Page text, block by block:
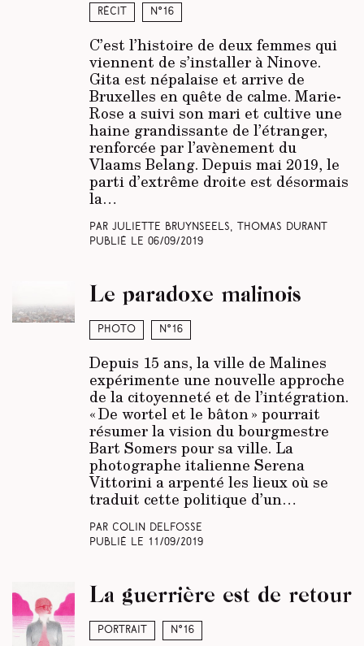
Récit N°16
C’est l’histoire de deux femmes qui
viennent de s’installer à Ninove.
Gita est népalaise et arrive de
Bruxelles en quête de calme. Marie-
Rose a suivi son mari et cultive une
haine grandissante de l’étranger,
renforcée par l’avènement du
Vlaams Belang. Depuis mai 2019, le
parti d’extrême droite est désormais
la…
Par Juliette Bruynseels, Thomas Durant
Publié le 06/09/2019
Photo N°16
Le paradoxe malinois
Depuis 15 ans, la ville de Malines
expérimente une nouvelle approche
de la citoyenneté et de l’intégration.
« De wortel et le bâton » pourrait
résumer la vision du bourgmestre
Bart Somers pour sa ville. La
photographe italienne Serena
Vittorini a arpenté les lieux où se
traduit cette politique d’un…
Par Colin Delfosse
Publié le
11/09/2019
Portrait N°16
La guerrière est de retour